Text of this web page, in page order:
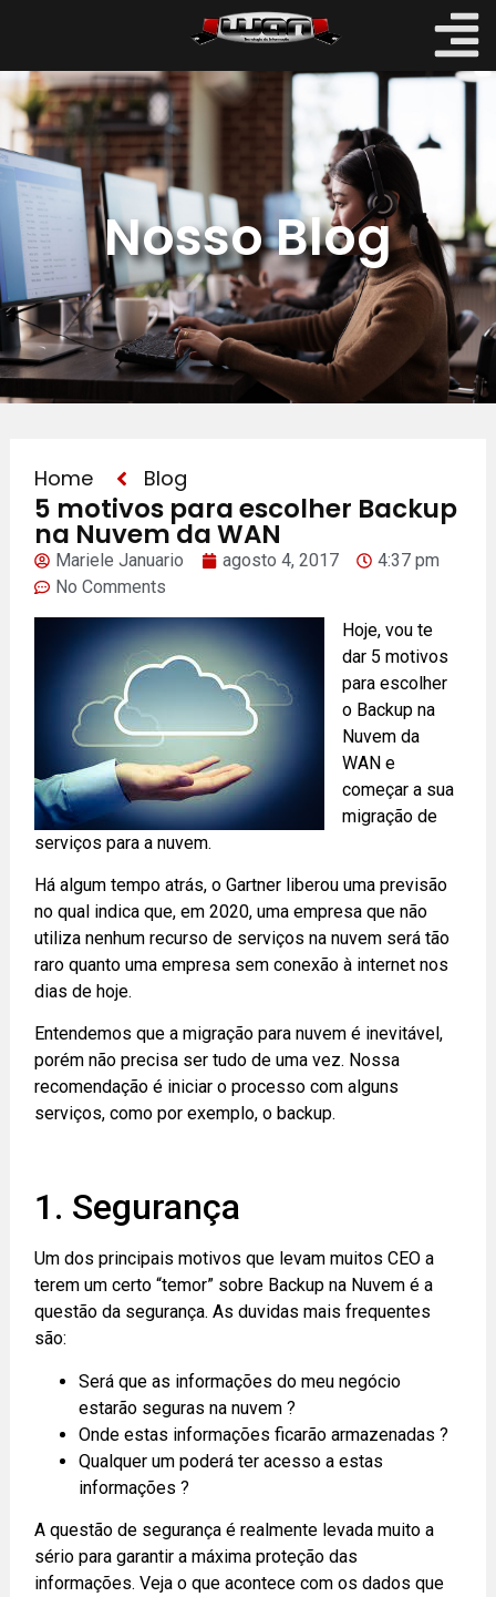
Nosso Blog
Home Blog
5 motivos para escolher Backup
na Nuvem da WAN
Mariele Januario agosto 4, 2017
4:37 pm
No Comments
Hoje, vou te
dar 5 motivos
para escolher
o Backup na
Nuvem da
WAN e
começar a sua
migração de
serviços para a nuvem.
Há algum tempo atrás, o Gartner liberou uma previsão
no qual indica que, em 2020, uma empresa que não
utiliza nenhum recurso de serviços na nuvem será tão
raro quanto uma empresa sem conexão à internet nos
dias de hoje.
Entendemos que a migração para nuvem é inevitável,
porém não precisa ser tudo de uma vez. Nossa
recomendação é iniciar o processo com alguns
serviços, como por exemplo, o backup.
1. Segurança
Um dos principais motivos que levam muitos CEO a
terem um certo “temor” sobre Backup na Nuvem é a
questão da segurança. As duvidas mais frequentes
são:
Será que as informações do meu negócio
estarão seguras na nuvem ?
Onde estas informações ficarão armazenadas ?
Qualquer um poderá ter acesso a estas
informações ?
A questão de segurança é realmente levada muito a
sério para garantir a máxima proteção das
informações. Veja o que acontece com os dados que